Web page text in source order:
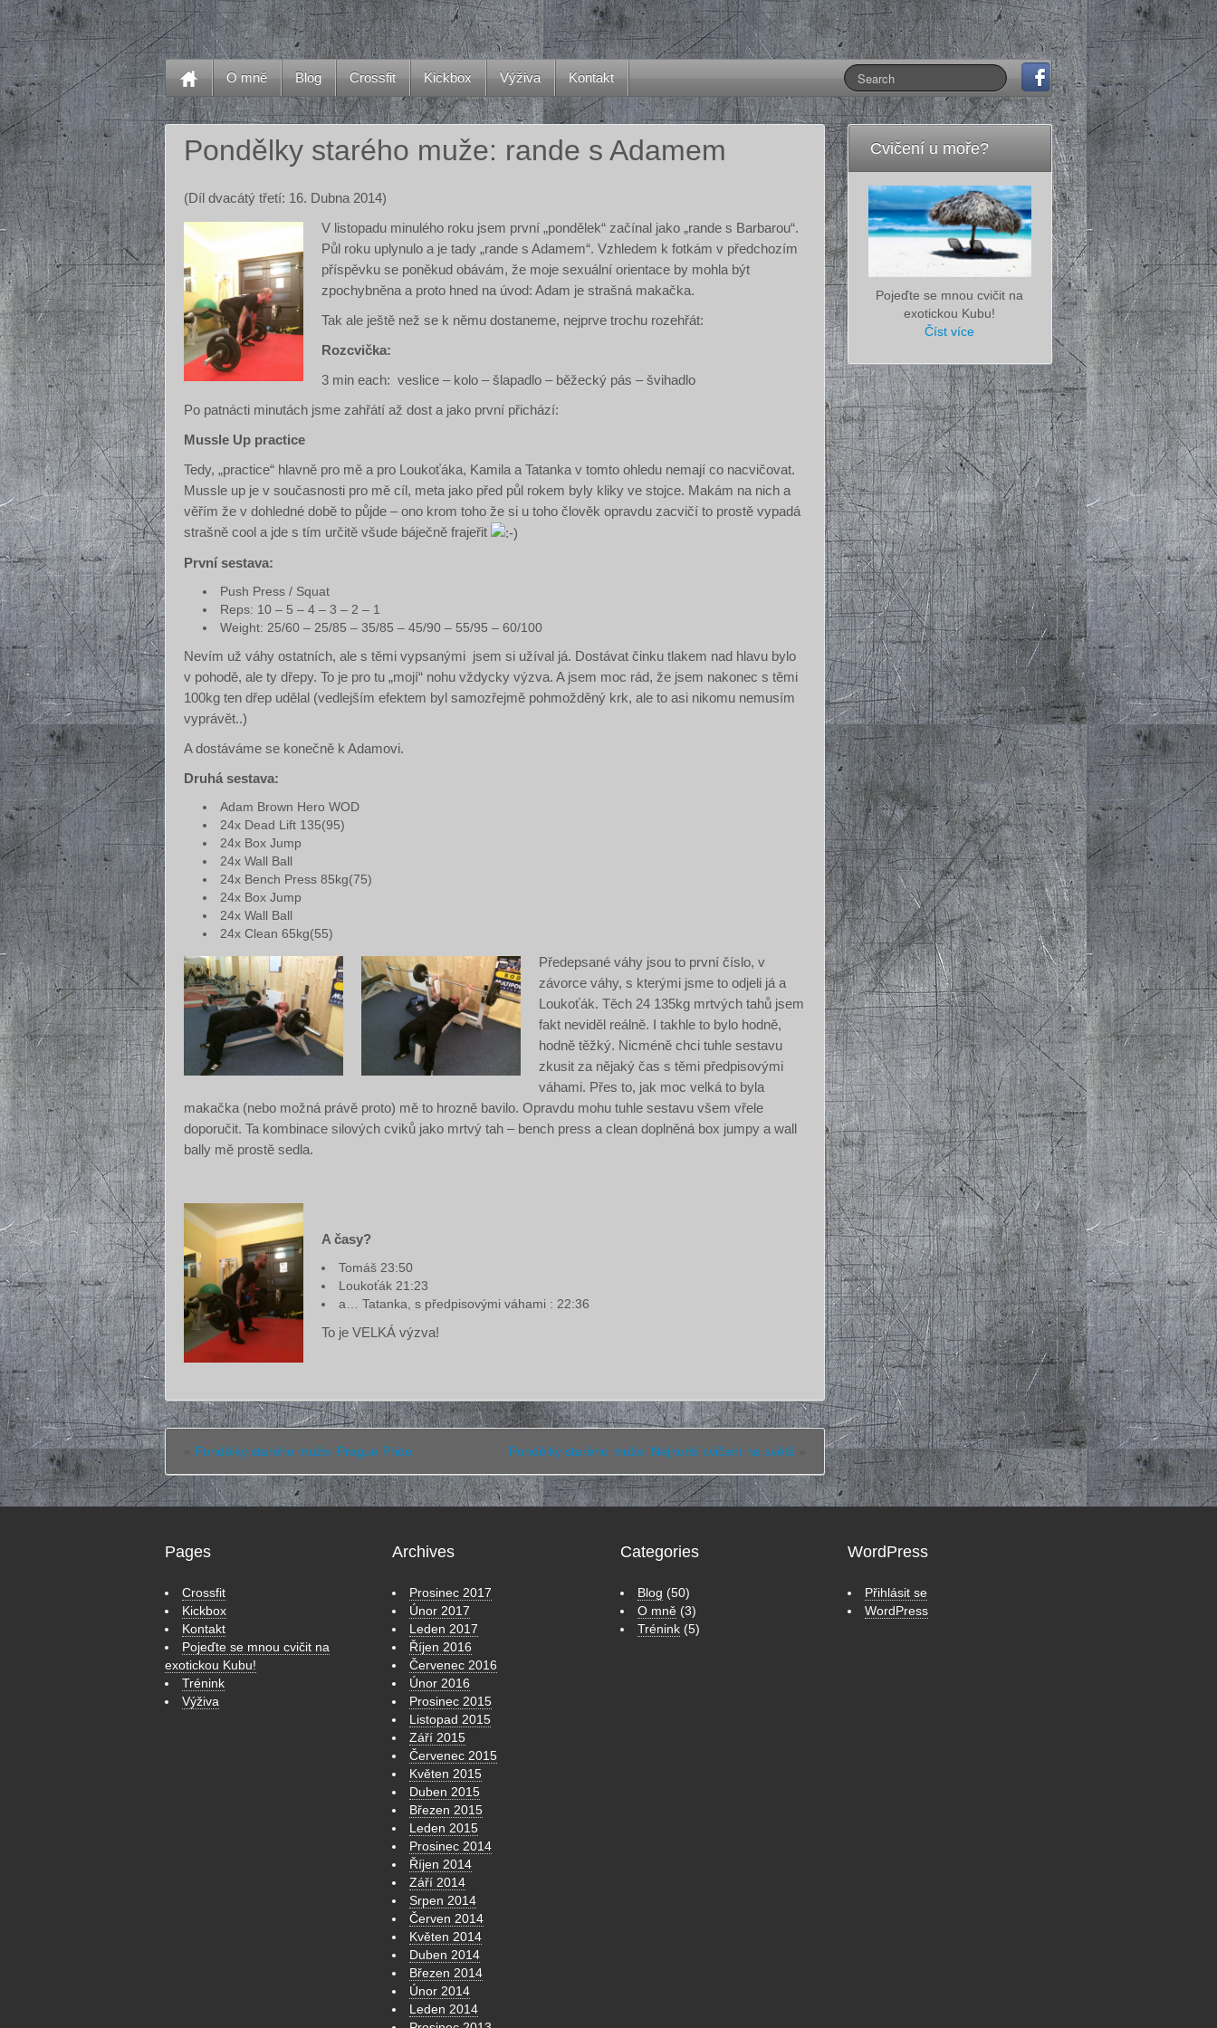
O mně Blog Crossfit Kickbox Výživa Kontakt
Pondělky starého muže: rande s Adamem
(Díl dvacátý třetí: 16. Dubna 2014)
V listopadu minulého roku jsem první „pondělek“ začínal jako „rande s Barbarou“.
Půl roku uplynulo a je tady „rande s Adamem“. Vzhledem k fotkám v předchozím
příspěvku se poněkud obávám, že moje sexuální orientace by mohla být
zpochybněna a proto hned na úvod: Adam je strašná makačka.
Tak ale ještě než se k němu dostaneme, nejprve trochu rozehřát:
Rozcvička:
3 min each: veslice – kolo – šlapadlo – běžecký pás – švihadlo
Po patnácti minutách jsme zahřátí až dost a jako první přichází:
Mussle Up practice
Tedy, „practice“ hlavně pro mě a pro Loukoťáka, Kamila a Tatanka v tomto ohledu nemají co nacvičovat.
Mussle up je v současnosti pro mě cíl, meta jako před půl rokem byly kliky ve stojce. Makám na nich a
věřím že v dohledné době to půjde – ono krom toho že si u toho člověk opravdu zacvičí to prostě vypadá
strašně cool a jde s tím určitě všude báječně frajeřit
První sestava:
Push Press / Squat
Reps: 10 – 5 – 4 – 3 – 2 – 1
Weight: 25/60 – 25/85 – 35/85 – 45/90 – 55/95 – 60/100
Nevím už váhy ostatních, ale s těmi vypsanými jsem si užíval já. Dostávat činku tlakem nad hlavu bylo
v pohodě, ale ty dřepy. To je pro tu „mojí“ nohu vždycky výzva. A jsem moc rád, že jsem nakonec s těmi
100kg ten dřep udělal (vedlejším efektem byl samozřejmě pohmožděný krk, ale to asi nikomu nemusím
vyprávět..)
A dostáváme se konečně k Adamovi.
Druhá sestava:
Adam Brown Hero WOD
24x Dead Lift 135(95)
24x Box Jump
24x Wall Ball
24x Bench Press 85kg(75)
24x Box Jump
24x Wall Ball
24x Clean 65kg(55)
Předepsané váhy jsou to první číslo, v
závorce váhy, s kterými jsme to odjeli já a
Loukoťák. Těch 24 135kg mrtvých tahů jsem
fakt neviděl reálně. I takhle to bylo hodně,
hodně těžký. Nicméně chci tuhle sestavu
zkusit za nějaký čas s těmi předpisovými
váhami. Přes to, jak moc velká to byla
makačka (nebo možná právě proto) mě to hrozně bavilo. Opravdu mohu tuhle sestavu všem vřele
doporučit. Ta kombinace silových cviků jako mrtvý tah – bench press a clean doplněná box jumpy a wall
bally mě prostě sedla.
A časy?
Tomáš 23:50
Loukoťák 21:23
a… Tatanka, s předpisovými váhami : 22:36
To je VELKÁ výzva!
Pondělky starého muže: Prague Pride Pondělky starého muže: Nejhorší cvičení na světě
Cvičení u moře?
Pojeďte se mnou cvičit na
exotickou Kubu!
Číst více
Pages
Crossfit
Kickbox
Kontakt
Pojeďte se mnou cvičit na
exotickou Kubu!
Trénink
Výživa
Archives
Prosinec 2017
Únor 2017
Leden 2017
Říjen 2016
Červenec 2016
Únor 2016
Prosinec 2015
Listopad 2015
Září 2015
Červenec 2015
Květen 2015
Duben 2015
Březen 2015
Leden 2015
Prosinec 2014
Říjen 2014
Září 2014
Srpen 2014
Červen 2014
Květen 2014
Duben 2014
Březen 2014
Únor 2014
Leden 2014
Categories
Blog (50)
O mně(3)
Trénink(5)
WordPress
Přihlásit se
WordPress